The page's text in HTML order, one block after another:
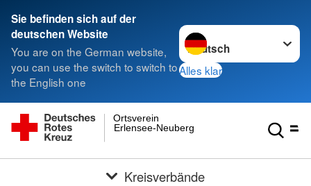
Sie befinden sich auf der
deutschen Website
You are on the German website,
you can use the switch to switch to
the English one
Sprache wechseln zu
Alles klar
Erlensee-Neuberg
Ortsverein
Kreisverbände